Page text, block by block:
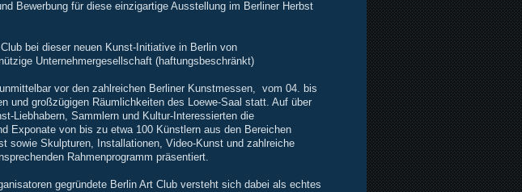
Bewerbung für diese einzigartige Ausstellung im Berliner Herbst
bei dieser neuen Kunst-Initiative in Berlin von
Unternehmergesellschaft (haftungsbeschränkt)
vor den zahlreichen Berliner Kunstmessen, vom 04. bis
und großzügigen Räumlichkeiten des Loewe-Saal statt. Auf über
Liebhabern, Sammlern und Kultur-Interessierten die
Exponate von bis zu etwa 100 Künstlern aus den Bereichen
sowie Skulpturen, Installationen, Video-Kunst und zahlreiche
Rahmenprogramm präsentiert.
gegründete Berlin Art Club versteht sich dabei als echtes